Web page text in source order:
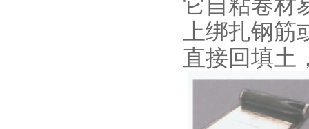
上绑扎钢
直接回填土